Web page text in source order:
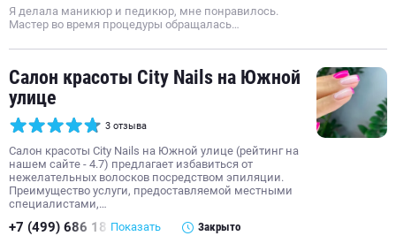
Я делала маникюр и педикюр, мне понравилось.
Мастер во время процедуры обращалась…
Салон красоты City Nails на Южной
улице
3 отзыва
Салон красоты City Nails на Южной улице (рейтинг на
нашем сайте - 4.7) предлагает избавиться от
нежелательных волосков посредством эпиляции.
Преимущество услуги, предоставляемой местными
специалистами,…
+7 (499) 686 18 Показать Закрыто